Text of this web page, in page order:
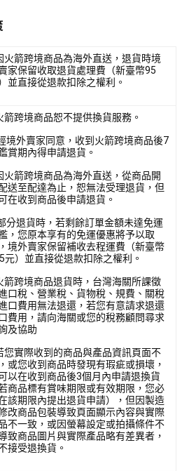
火箭跨境商品為海外直送，退貨時境
家保留收取退貨處理費（新臺幣95
並直接從退款扣除之權利。
箭跨境商品恕不提供換貨服務。
境外賣家同意，收到火箭跨境商品後7
賞期內得申請退貨。
火箭跨境商品為海外直送，從商品開
送至配達為止，恕無法受理退貨，但
在收到商品後申請退貨。
分退貨時，若剩餘訂單金額未達免運
，您原本享有的免運優惠將予以取
境外賣家保留補收去程運費（新臺幣
元）並直接從退款扣除之權利。
箭跨境商品退貨時，台灣海關所課徵
口稅、營業稅、貨物稅、規費、關稅
口費用無法退還，若您有意請求退還
費用，請向海關或您的稅務顧問尋求
及協助
您實際收到的商品與產品資訊頁面不
或您收到商品時發現有瑕疵或損壞，
以在收到商品後3個月內申請退換貨
若商品標有賞味期限或有效期限，您必
該期限內提出退貨申請），但因製造
改商品包裝導致頁面顯示內容與實際
不一致，或因螢幕設定或拍攝條件不
致商品圖片與實際產品略有差異者，
接受退換貨。